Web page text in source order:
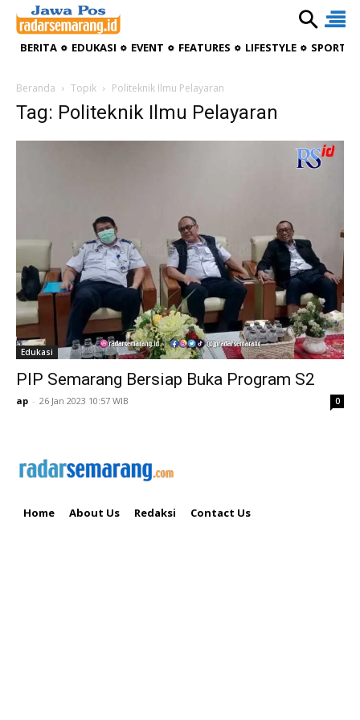
BERITA EDUKASI EVENT FEATURES LIFESTYLE
Beranda Topik Politeknik Ilmu Pelayaran
Tag: Politeknik Ilmu Pelayaran
Edukasi
PIP Semarang Bersiap Buka Program S2
ap - 26 Jan 2023 10:57 WIB 0
Home About Us Redaksi Contact Us